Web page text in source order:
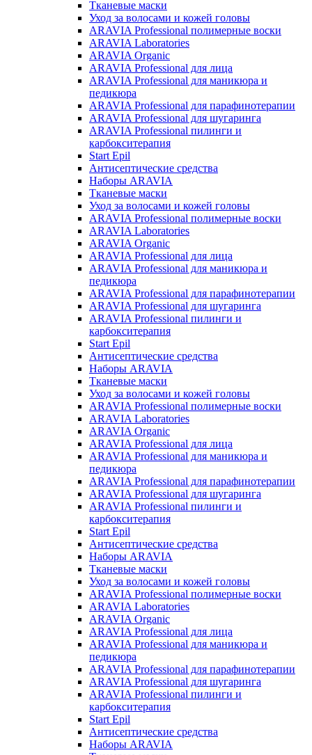
Тканевые маски
Уход за волосами и кожей головы
ARAVIA Professional полимерные воски
ARAVIA Laboratories
ARAVIA Organic
ARAVIA Professional для лица
ARAVIA Professional для маникюра и
педикюра
ARAVIA Professional для парафинотерапии
ARAVIA Professional для шугаринга
ARAVIA Professional пилинги и
карбокситерапия
Start Epil
Антисептические средства
Наборы ARAVIA
Тканевые маски
Уход за волосами и кожей головы
ARAVIA Professional полимерные воски
ARAVIA Laboratories
ARAVIA Organic
ARAVIA Professional для лица
ARAVIA Professional для маникюра и
педикюра
ARAVIA Professional для парафинотерапии
ARAVIA Professional для шугаринга
ARAVIA Professional пилинги и
карбокситерапия
Start Epil
Антисептические средства
Наборы ARAVIA
Тканевые маски
Уход за волосами и кожей головы
ARAVIA Professional полимерные воски
ARAVIA Laboratories
ARAVIA Organic
ARAVIA Professional для лица
ARAVIA Professional для маникюра и
педикюра
ARAVIA Professional для парафинотерапии
ARAVIA Professional для шугаринга
ARAVIA Professional пилинги и
карбокситерапия
Start Epil
Антисептические средства
Наборы ARAVIA
Тканевые маски
Уход за волосами и кожей головы
ARAVIA Professional полимерные воски
ARAVIA Laboratories
ARAVIA Organic
ARAVIA Professional для лица
ARAVIA Professional для маникюра и
педикюра
ARAVIA Professional для парафинотерапии
ARAVIA Professional для шугаринга
ARAVIA Professional пилинги и
карбокситерапия
Start Epil
Антисептические средства
Наборы ARAVIA